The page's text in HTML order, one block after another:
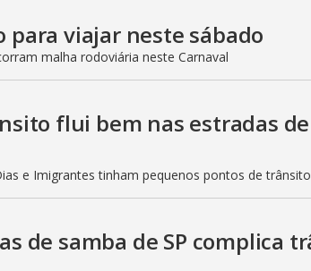
viajar neste sábado
malha rodoviária neste Carnaval
flui bem nas estradas de
e Imigrantes tinham pequenos pontos de trânsito
de samba de SP complica